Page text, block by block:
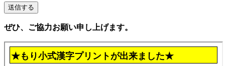
ぜひ、ご協力お願い申し上げます。